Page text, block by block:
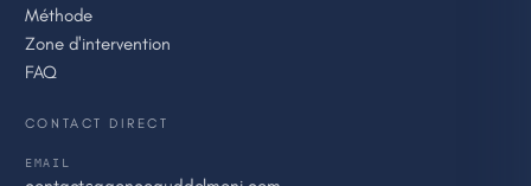
Méthode
Zone d'intervention
FAQ
CONTACT DIRECT
EMAIL